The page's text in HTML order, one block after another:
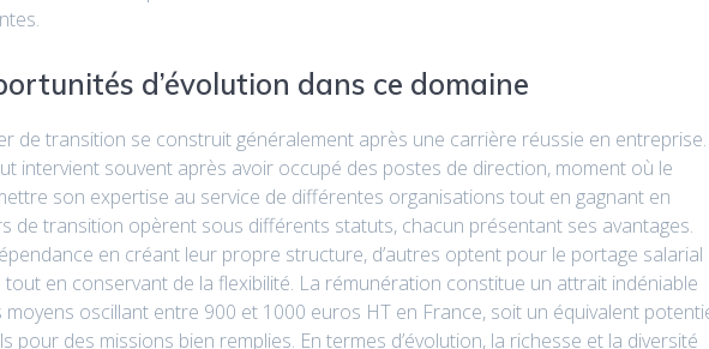
d’évolution dans ce domaine
de transition se construit généralement après une carrière réussie en entreprise.
intervient souvent après avoir occupé des postes de direction, moment où le
son expertise au service de différentes organisations tout en gagnant en
de transition opèrent sous différents statuts, chacun présentant ses avantages.
en créant leur propre structure, d’autres optent pour le portage salarial
en conservant de la flexibilité. La rémunération constitue un attrait indéniable
oscillant entre 900 et 1000 euros HT en France, soit un équivalent
pour des missions bien remplies. En termes d’évolution, la richesse et la diversité